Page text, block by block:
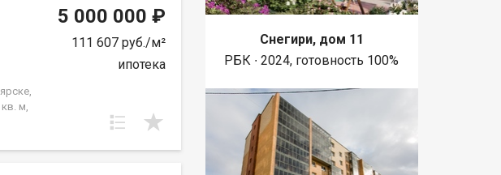
м,
5 000 000 ₽
111 607 руб./м²
ипотека
Снегири, дом 11
РБК ∙ 2024, готовность 100%